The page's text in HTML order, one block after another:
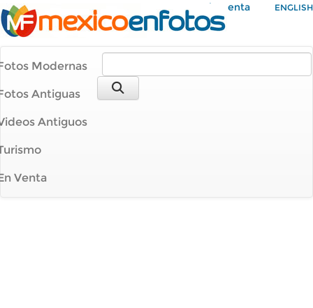
Mi Cuenta ENGLISH
Modernas
Antiguas
Antiguos
Venta